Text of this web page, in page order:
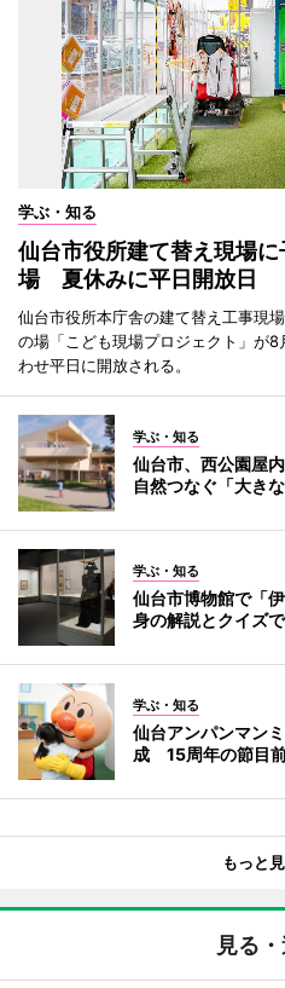
学ぶ・知る
仙台市役所建て替え現場
場 夏休みに平日開放日
仙台市役所本庁舎の建て替え工事現
の場「こども現場プロジェクト」が
わせ平日に開放される。
学ぶ・知る
仙台市、西公園屋
自然つなぐ「大き
学ぶ・知る
仙台市博物館で「
身の解説とクイズ
学ぶ・知る
仙台アンパンマン
成 15周年の節目
もっと
見る